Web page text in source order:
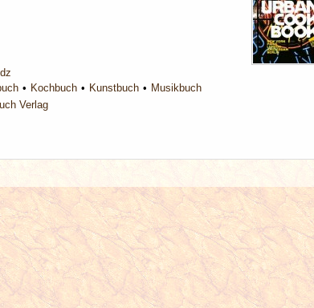
Kochbuch Kunstbuch
Musikbuch
Verlag